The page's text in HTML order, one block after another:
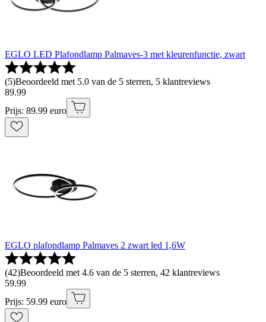
EGLO LED Plafondlamp Palmaves-3 met kleurenfunctie, zwart
(5)Beoordeeld met 5.0 van de 5 sterren, 5 klantreviews
89.99
Prijs: 89.99 euro
EGLO plafondlamp Palmaves 2 zwart led 1,6W
(42)Beoordeeld met 4.6 van de 5 sterren, 42 klantreviews
59.99
Prijs: 59.99 euro